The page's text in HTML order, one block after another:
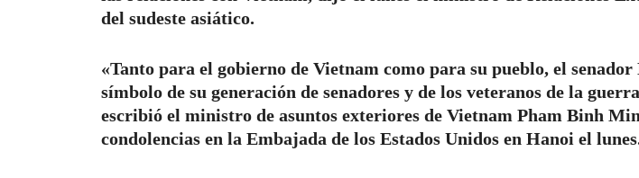
del sudeste asiático.
«Tanto para el gobierno de Vietnam como para su pueblo, el
símbolo de su generación de senadores y de los veteranos de la
escribió el ministro de asuntos exteriores de Vietnam Pham Binh
condolencias en la Embajada de los Estados Unidos en Hanoi el